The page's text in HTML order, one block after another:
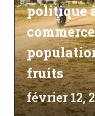
politique
fruits
février 12,